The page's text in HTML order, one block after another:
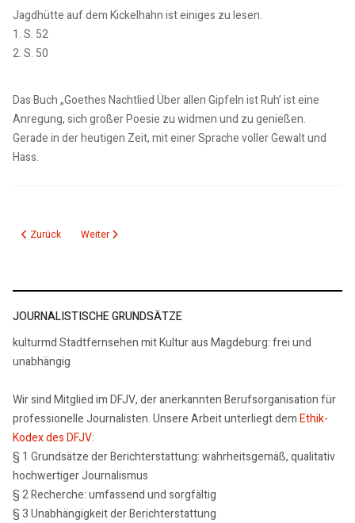
Jagdhütte auf dem Kickelhahn ist einiges zu lesen.
1. S. 52
2. S. 50
Das Buch „Goethes Nachtlied Über allen Gipfeln ist Ruh’ ist eine
Anregung, sich großer Poesie zu widmen und zu genießen.
Gerade in der heutigen Zeit, mit einer Sprache voller Gewalt und
Hass.
Vorheriger Beitrag: Mark Twain, Sommerwogen, Eine Liebe in Briefen
Zurück Nächster Beitrag: Rezension Morten Harket: Heimkehr,
Weiter
JOURNALISTISCHE GRUNDSÄTZE
kulturmd Stadtfernsehen mit Kultur aus Magdeburg: frei und
unabhängig
Wir sind Mitglied im DFJV, der anerkannten Berufsorganisation für
professionelle Journalisten. Unsere Arbeit unterliegt demEthik-
Kodex des DFJV:
§ 1 Grundsätze der Berichterstattung: wahrheitsgemäß, qualitativ
hochwertiger Journalismus
§ 2 Recherche: umfassend und sorgfältig
§ 3 Unabhängigkeit der Berichterstattung